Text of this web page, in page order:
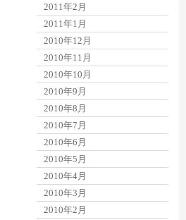
2011年2月
2011年1月
2010年12月
2010年11月
2010年10月
2010年9月
2010年8月
2010年7月
2010年6月
2010年5月
2010年4月
2010年3月
2010年2月